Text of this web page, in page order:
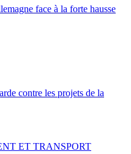
face à la forte hausse
contre les projets de la
ET TRANSPORT